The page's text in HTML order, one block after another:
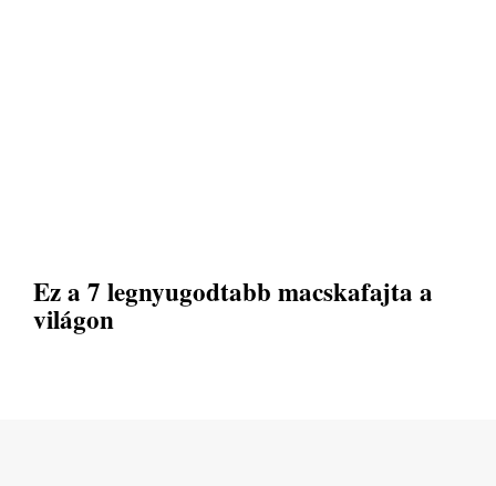
Ez a 7 legnyugodtabb macskafajta a
világon